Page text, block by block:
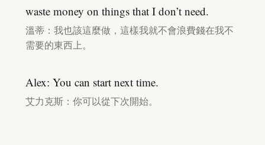
waste money on things that I don’t need.
溫蒂：我也該這麼做，這樣我就不會浪費錢在我不
需要的東西上。
Alex: You can start next time.
艾力克斯：你可以從下次開始。